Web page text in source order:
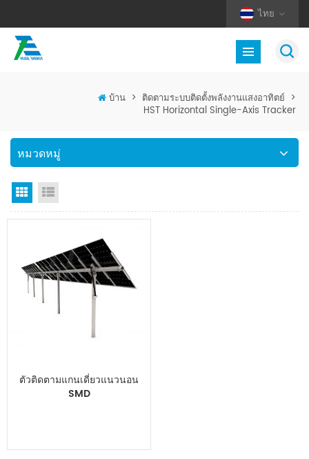
ไทย
บ้าน > ติดตามระบบติดตั้งพลังงานแสงอาทิตย์ >
HST Horizontal Single-Axis Tracker
หมวดหมู่
มุมมองตาราง
ตัวติดตามแกนเดี่ยวแนวนอน
SMD